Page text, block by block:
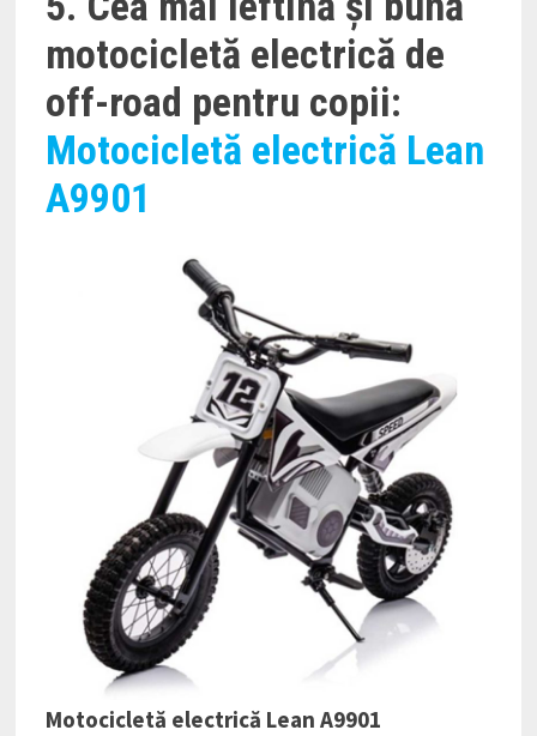
motocicletă electrică de
off-road pentru copii:
Motocicletă electrică Lean
A9901
Motocicletă electrică Lean A9901